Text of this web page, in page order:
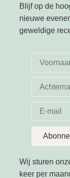
Blijf op de
nieuwe
geweldige
Wij sturen
keer per